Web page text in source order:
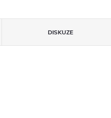
DISKUZE